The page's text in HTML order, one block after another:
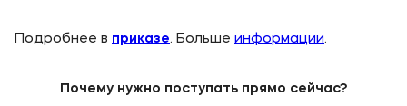
Банковские реквизиты
Подробнее в приказе. Больше информации.
Почему нужно поступать прямо сейчас?